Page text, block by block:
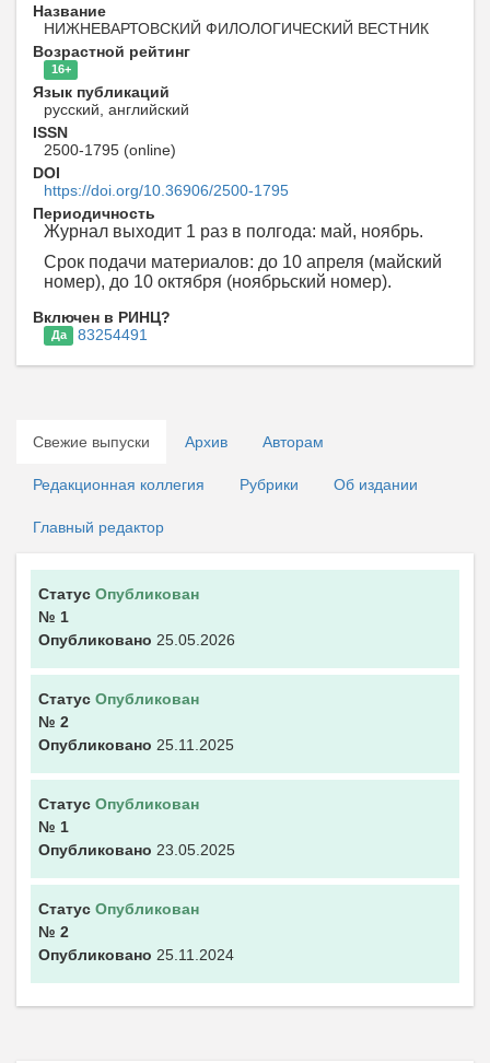
Название
НИЖНЕВАРТОВСКИЙ ФИЛОЛОГИЧЕСКИЙ ВЕСТНИК
Возрастной рейтинг
16+
Язык публикаций
русский, английский
ISSN
2500-1795 (online)
DOI
https://doi.org/10.36906/2500-1795
Периодичность
Журнал выходит 1 раз в полгода: май, ноябрь.
Срок подачи материалов: до 10 апреля (майский
номер), до 10 октября (ноябрьский номер).
Включен в РИНЦ?
Да 83254491
Свежие выпуски Архив Авторам
Редакционная коллегия Рубрики Об издании
Главный редактор
Статус Опубликован
№ 1
Опубликовано 25.05.2026
Статус Опубликован
№ 2
Опубликовано 25.11.2025
Статус Опубликован
№ 1
Опубликовано 23.05.2025
Статус Опубликован
№ 2
Опубликовано 25.11.2024